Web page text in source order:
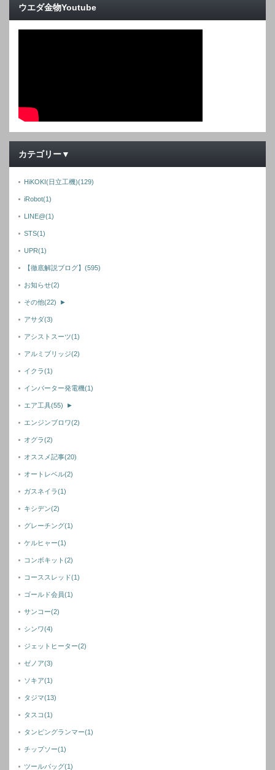
ウエダ金物Youtube
カテゴリー▼
HiKOKI(日立工機)(129)
iRobot(1)
LINE@(1)
STS(1)
UPR(1)
【徹底解説ブログ】 (595)
お知らせ(2)
その他(22) ►
アサダ(3)
アシストスーツ(1)
アルミブリッジ(2)
イクラ(1)
インバーター発電機(1)
エア工具(55) ►
エンジンブロワ(2)
オグラ(2)
オススメ記事(20)
オートレベル(2)
ガスネイラ(1)
キシデン(2)
グレーチング(1)
ケルヒャー(1)
コンボキット(2)
コーススレッド(1)
ゴールド会員(1)
サンコー(2)
シンワ(4)
ジェットヒーター(2)
ゼノア(3)
ソキア(1)
タジマ(13)
タスコ(1)
タンピングランマー(1)
チップソー(1)
ツールバッグ(1)